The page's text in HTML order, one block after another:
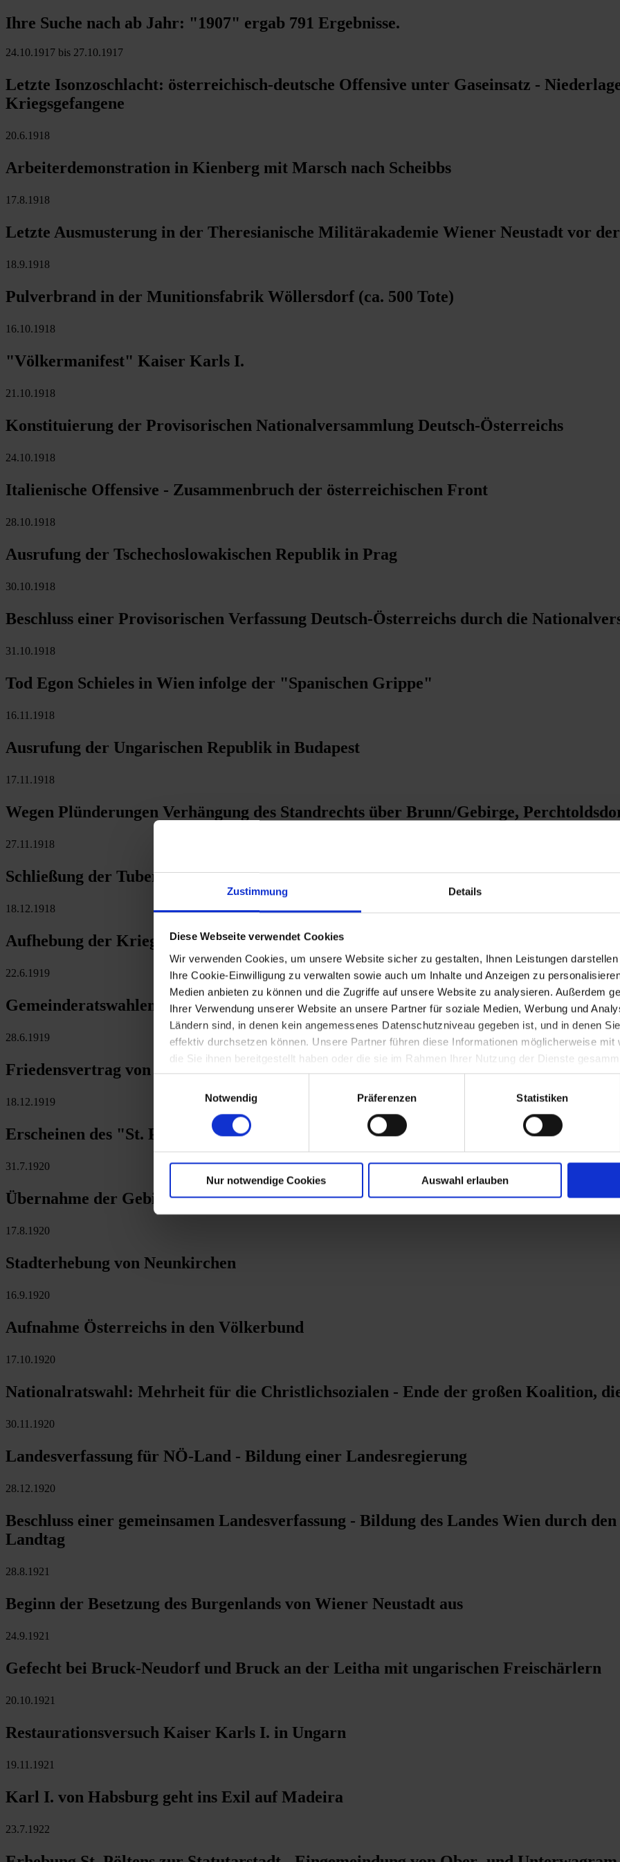
Zustimmung Details
Diese Webseite verwendet Cookies
Wir verwenden Cookies, um unsere Website sicher zu gestalten, Ihnen Leistungen
Ihre Cookie-Einwilligung zu verwalten sowie auch um Inhalte und Anzeigen zu
Medien anbieten zu können und die Zugriffe auf unsere Website zu analysieren. Außerdem
Ihrer Verwendung unserer Website an unsere Partner für soziale Medien, Werbung und
Ländern sind, in denen kein angemessenes Datenschutzniveau gegeben ist, und in denen
effektiv durchsetzen können. Unsere Partner führen diese Informationen möglicherweise mit
die Sie ihnen bereitgestellt haben oder die sie im Rahmen Ihrer Nutzung der Dienste
Notwendig
Präferenzen Statistiken
Nur notwendige Cookies Auswahl erlauben
Ihre Suche nach ab Jahr: "1907" ergab 791 Ergebnisse.
24.10.1917 bis 27.10.1917
Letzte Isonzoschlacht: österreichisch-deutsche Offensive unter Gaseinsatz -
Kriegsgefangene
20.6.1918
Arbeiterdemonstration in Kienberg mit Marsch nach Scheibbs
17.8.1918
Letzte Ausmusterung in der Theresianische Militärakademie Wiener Neustadt vor
18.9.1918
Pulverbrand in der Munitionsfabrik Wöllersdorf (ca. 500 Tote)
16.10.1918
"Völkermanifest" Kaiser Karls I.
21.10.1918
Konstituierung der Provisorischen Nationalversammlung Deutsch-Österreichs
24.10.1918
Italienische Offensive - Zusammenbruch der österreichischen Front
28.10.1918
Ausrufung der Tschechoslowakischen Republik in Prag
30.10.1918
Beschluss einer Provisorischen Verfassung Deutsch-Österreichs durch die
31.10.1918
Tod Egon Schieles in Wien infolge der "Spanischen Grippe"
16.11.1918
Ausrufung der Ungarischen Republik in Budapest
17.11.1918
Wegen Plünderungen Verhängung des Standrechts über Brunn/Gebirge,
27.11.1918
Schließung der Tuberkuloseanstalt Alland wegen Kohlemangels
18.12.1918
Aufhebung der Kriegsbestimmungen für Personenkraftwagen
22.6.1919
Gemeinderatswahlen in Niederösterreich
28.6.1919
Friedensvertrag von Versailles mit Deutschland - Gründung des Völkerbunds
18.12.1919
Erscheinen des "St. Pöltner Tagblatts" als erste NÖ Tageszeitung (eingestellt Juli 1922)
31.7.1920
Übernahme der Gebiete um Gmünd und Feldsberg durch die Tschechoslowakei
17.8.1920
Stadterhebung von Neunkirchen
16.9.1920
Aufnahme Österreichs in den Völkerbund
17.10.1920
Nationalratswahl: Mehrheit für die Christlichsozialen - Ende der großen Koalition,
30.11.1920
Landesverfassung für NÖ-Land - Bildung einer Landesregierung
28.12.1920
Beschluss einer gemeinsamen Landesverfassung - Bildung des Landes Wien durch
Landtag
28.8.1921
Beginn der Besetzung des Burgenlands von Wiener Neustadt aus
24.9.1921
Gefecht bei Bruck-Neudorf und Bruck an der Leitha mit ungarischen Freischärlern
20.10.1921
Restaurationsversuch Kaiser Karls I. in Ungarn
19.11.1921
Karl I. von Habsburg geht ins Exil auf Madeira
23.7.1922